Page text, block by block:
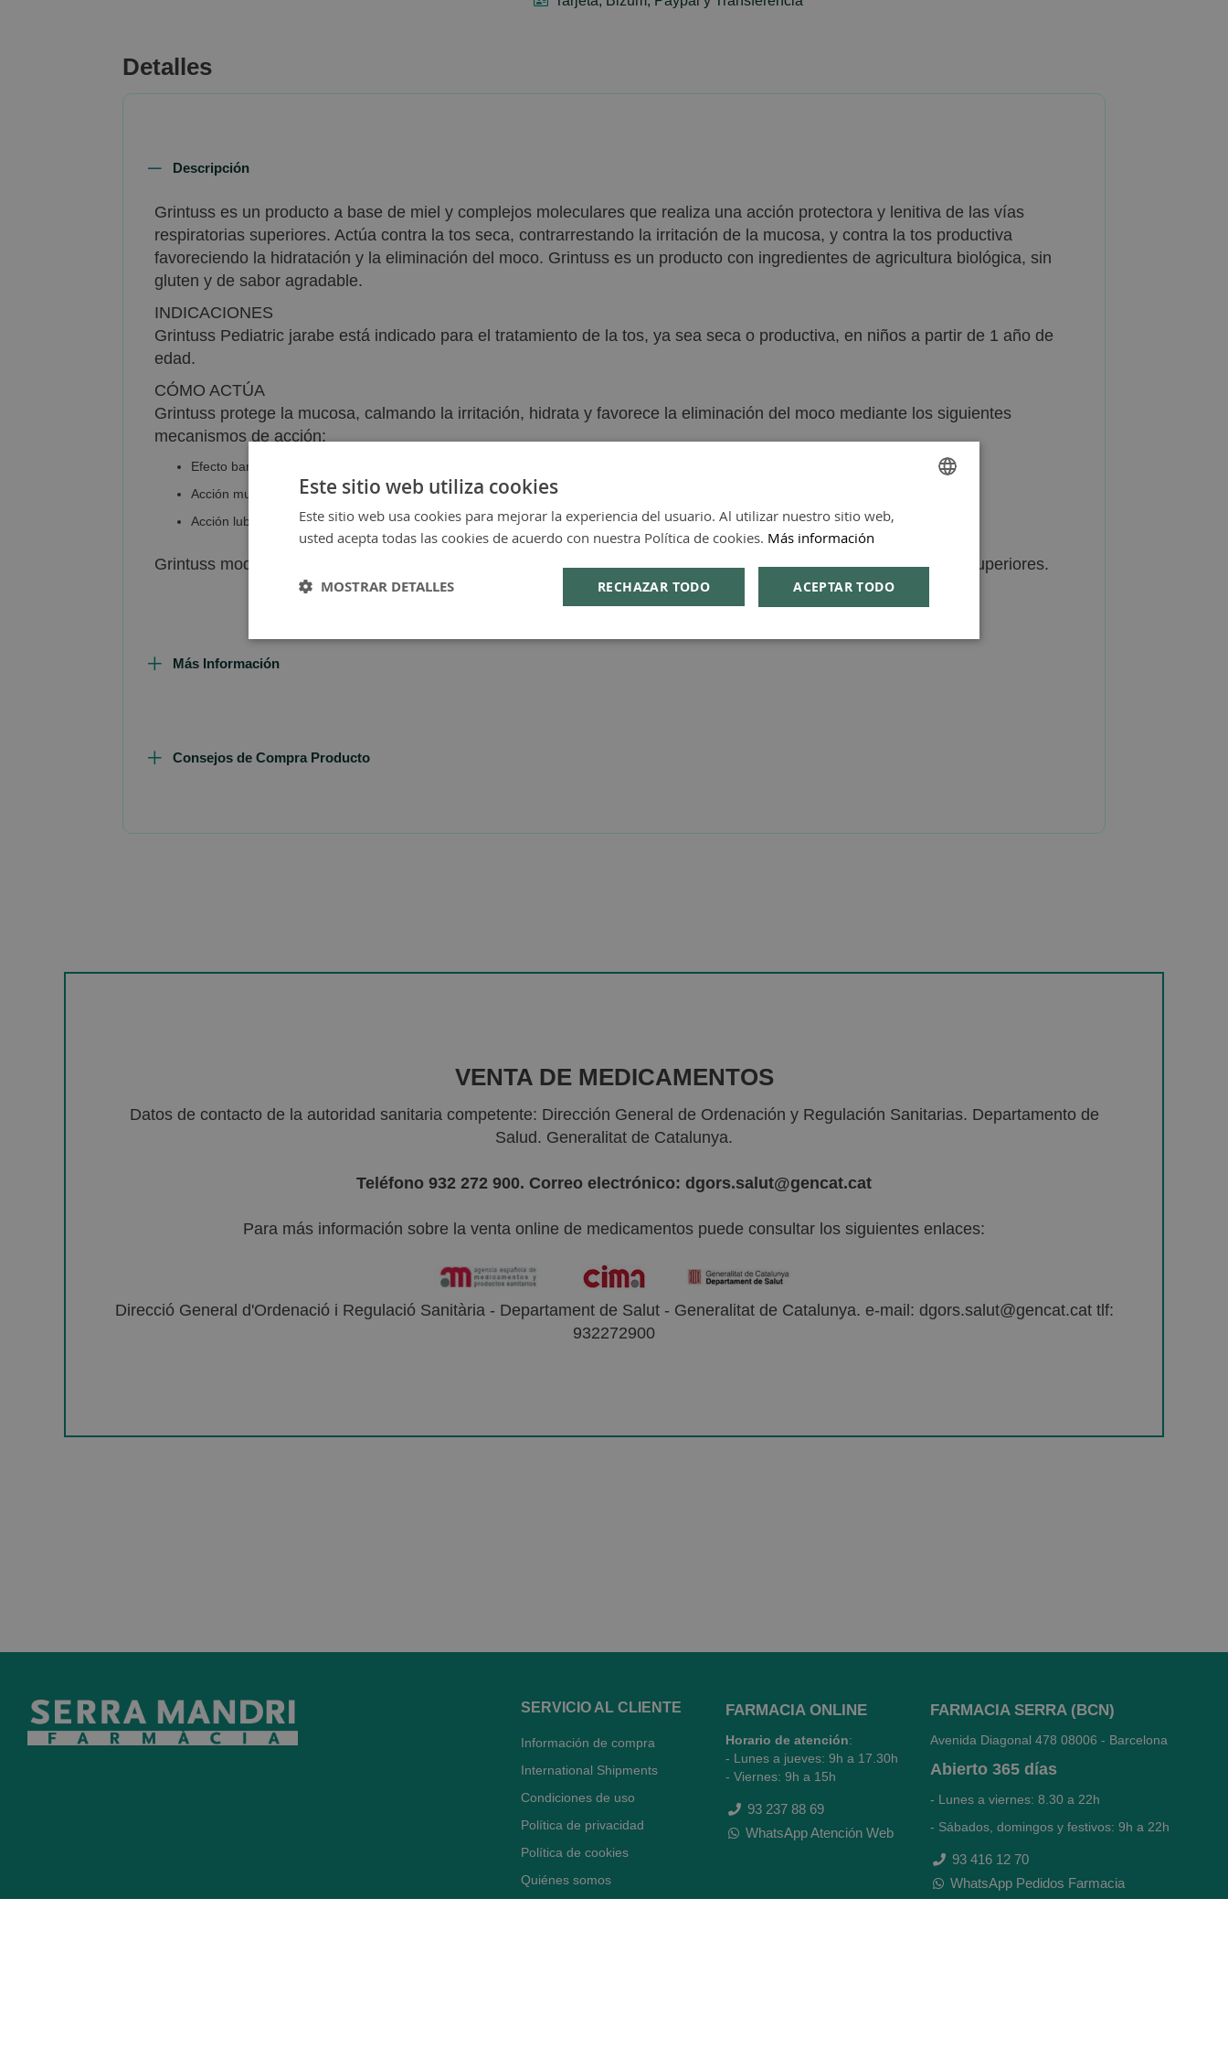
Detalles
Descripción
Grintuss es un producto a base de miel y complejos moleculares que realiza una acción protectora y lenitiva de las vías
respiratorias superiores. Actúa contra la tos seca, contrarrestando la irritación de la mucosa, y contra la tos productiva
favoreciendo la hidratación y la eliminación del moco. Grintuss es un producto con ingredientes de agricultura biológica, sin
gluten y de sabor agradable.
INDICACIONES
Grintuss Pediatric jarabe está indicado para el tratamiento de la tos, ya sea seca o productiva, en niños a partir de 1 año de
edad.
CÓMO ACTÚA
Grintuss protege la mucosa, calmando la irritación, hidrata y favorece la eliminación del moco mediante los siguientes
mecanismos de acción:
Efecto barrera: forma una película protectora que se adhiere a la mucosa y la protege del contacto con los agentes irritantes
Acción mucorreguladora: promueve la hidratación del moco y favorece su eliminación
Acción lubricante: reduce el rozamiento en la faringe que causa la tos
Grintuss modula la tos sin suprimirla, respetando así su importante función de defensa de las vías respiratorias superiores.
Más Información
Consejos de Compra Producto
VENTA DE MEDICAMENTOS
Datos de contacto de la autoridad sanitaria competente: Dirección General de Ordenación y Regulación Sanitarias. Departamento de
Salud. Generalitat de Catalunya.
Teléfono 932 272 900. Correo electrónico: dgors.salut@gencat.cat
Para más información sobre la venta online de medicamentos puede consultar los siguientes enlaces:
Direcció General d'Ordenació i Regulació Sanitària - Departament de Salut - Generalitat de Catalunya. e-mail: dgors.salut@gencat.cat tlf:
932272900
SERVICIO AL CLIENTE
Información de compra
International Shipments
Condiciones de uso
Política de privacidad
Política de cookies
Quiénes somos
FARMACIA ONLINE
Horario de atención:
- Lunes a jueves: 9h a 17.30h
- Viernes: 9h a 15h
93 237 88 69
WhatsApp Atención Web
FARMACIA SERRA (BCN)
Avenida Diagonal 478 08006 - Barcelona
Abierto 365 días
- Lunes a viernes: 8.30 a 22h
- Sábados, domingos y festivos: 9h a 22h
93 416 12 70
WhatsApp Pedidos Farmacia
Este sitio web utiliza cookies
Este sitio web usa cookies para mejorar la experiencia del usuario. Al utilizar nuestro sitio web,
usted acepta todas las cookies de acuerdo con nuestra Política de cookies. Más información
ACEPTAR TODO
RECHAZAR TODO
MOSTRAR DETALLES